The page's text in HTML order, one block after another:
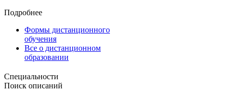
Подробнее
Формы дистанционного
обучения
Все о дистанционном
образовании
Специальности
Поиск описаний